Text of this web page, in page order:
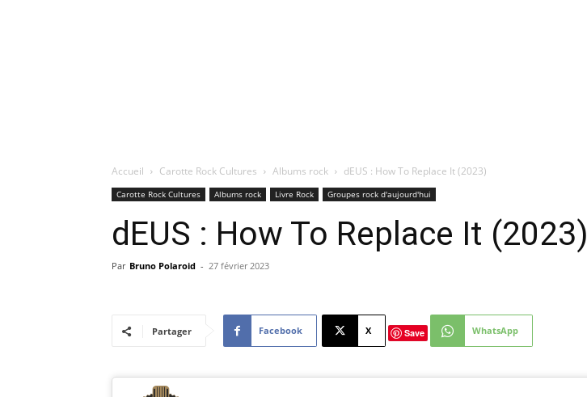
Accueil Carotte Rock Cultures Albums rock dEUS : How To Replace It (2023)
Carotte Rock Cultures Albums rock Livre Rock Groupes rock d'aujourd'hui
dEUS : How To Replace It (2023)
Par Bruno Polaroid - 27 février 2023
Partager Facebook X Save WhatsApp